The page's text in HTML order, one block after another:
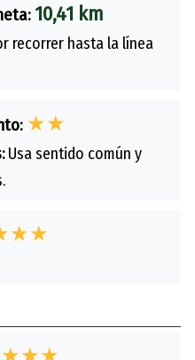
10,41 km
recorrer hasta la línea
★★
Usa sentido común y